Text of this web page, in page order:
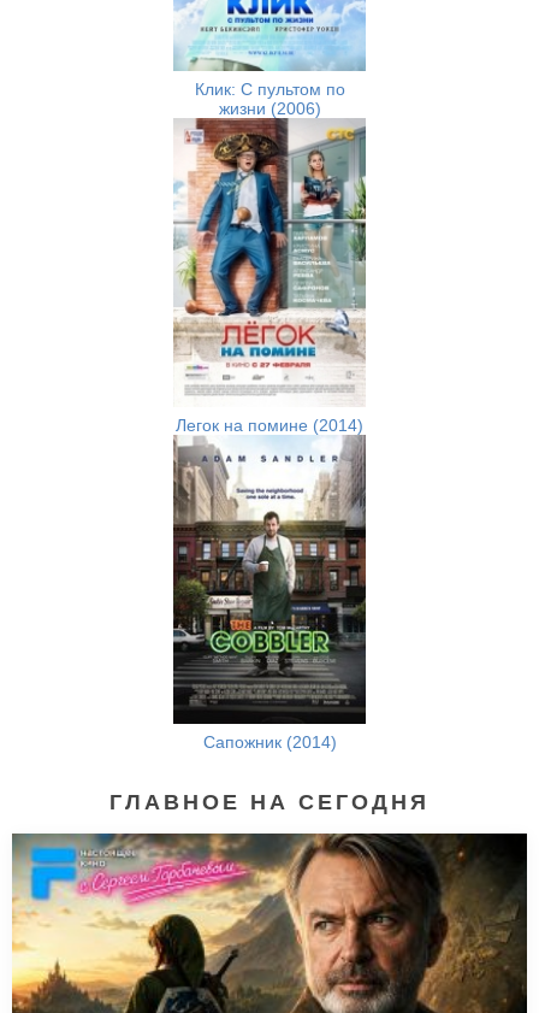
Клик: С пультом по
жизни (2006)
Легок на помине (2014)
Сапожник (2014)
ГЛАВНОЕ НА СЕГОДНЯ